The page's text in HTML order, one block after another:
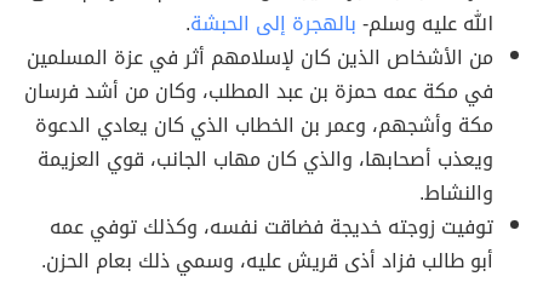
الله عليه وسلم-بالهجرة إلى الحبشة.
من الأشخاص الذين كان لإسلامهم أثر في عزة المسلمين
في مكة عمه حمزة بن عبد المطلب، وكان من أشد فرسان
مكة وأشجهم، وعمر بن الخطاب الذي كان يعادي الدعوة
ويعذب أصحابها، والذي كان مهاب الجانب، قوي العزيمة
والنشاط.
توفيت زوجته خديجة فضاقت نفسه، وكذلك توفي عمه
أبو طالب فزاد أذى قريش عليه، وسمي ذلك بعام الحزن.